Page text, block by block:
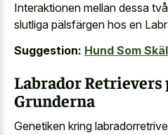
Interaktionen mellan dessa
slutliga pälsfärgen hos en
Suggestion: Hund Som
Labrador Retrievers
Grunderna
Genetiken kring